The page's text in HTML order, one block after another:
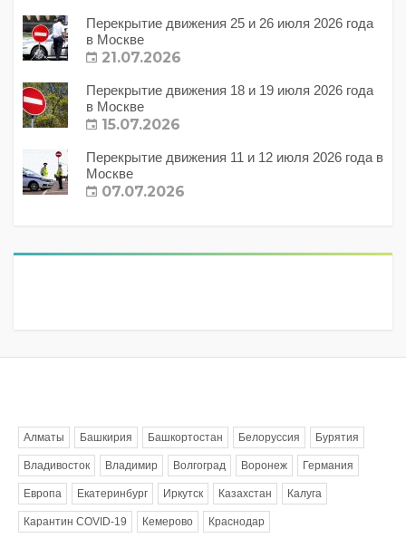
Перекрытие движения 25 и 26 июля 2026 года
в Москве
21.07.2026
Перекрытие движения 18 и 19 июля 2026 года
в Москве
15.07.2026
Перекрытие движения 11 и 12 июля 2026 года в
Москве
07.07.2026
Алматы Башкирия Башкортостан Белоруссия Бурятия
Владивосток Владимир Волгоград Воронеж Германия
Европа Екатеринбург Иркутск Казахстан Калуга
Карантин COVID-19 Кемерово Краснодар